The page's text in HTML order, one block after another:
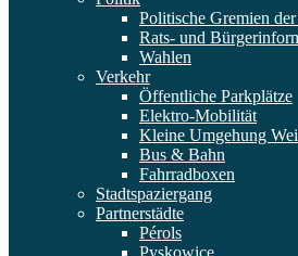
Politische Gremien
Rats- und
Wahlen
Verkehr
Öffentliche Parkplätze
Elektro-Mobilität
Kleine Umgehung
Bus & Bahn
Fahrradboxen
Stadtspaziergang
Partnerstädte
Pérols
Pyskowice